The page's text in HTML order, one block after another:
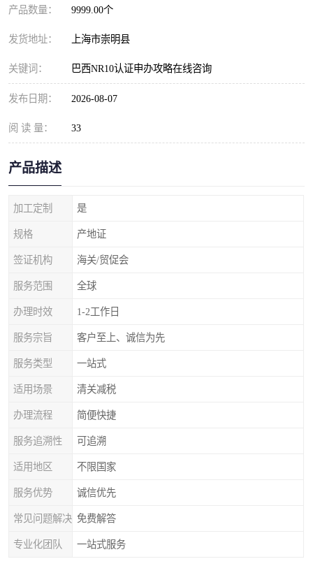
产品数量： 9999.00个
发货地址： 上海市崇明县
关键词： 巴西NR10认证申办攻略在线咨询
发布日期： 2026-08-07
阅 读 量： 33
产品描述
加工定制 是
规格 产地证
签证机构 海关/贸促会
服务范围 全球
办理时效 1-2工作日
服务宗旨 客户至上、诚信为先
服务类型 一站式
适用场景 清关减税
办理流程 简便快捷
服务追溯性 可追溯
适用地区 不限国家
服务优势 诚信优先
常见问题解决 免费解答
专业化团队 一站式服务